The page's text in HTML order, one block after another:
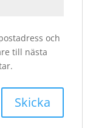
och
till nästa